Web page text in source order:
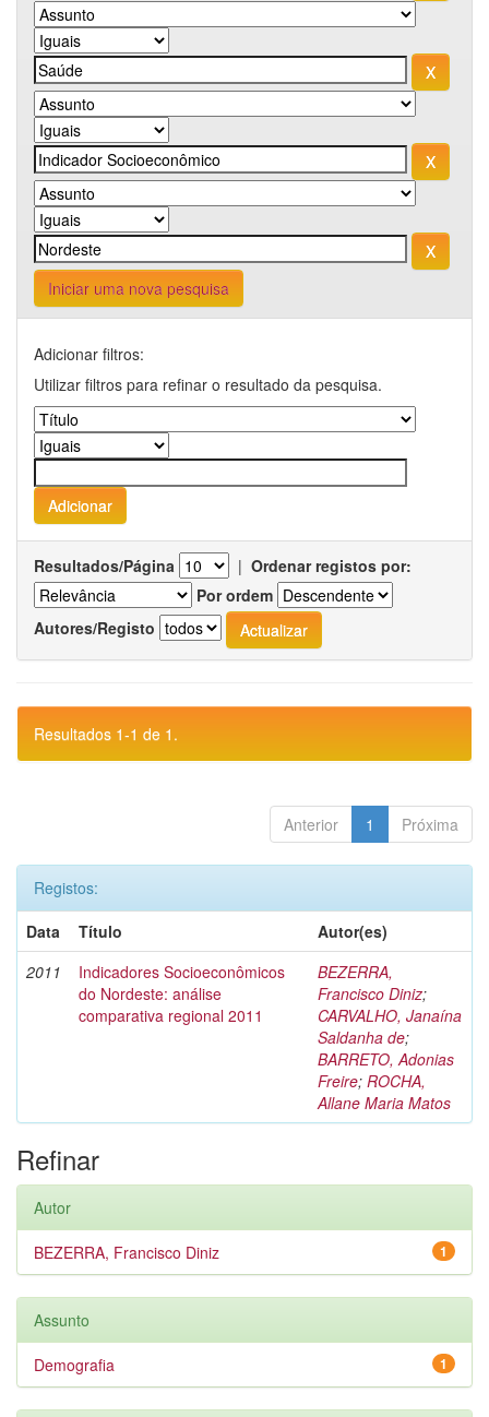
Iniciar uma nova pesquisa
Adicionar filtros:
Utilizar filtros para refinar o resultado da pesquisa.
Resultados/Página | Ordenar registos por:
Por ordem
Autores/Registo
Resultados 1-1 de 1.
Anterior 1 Próxima
Registos:
Data
Título
Autor(es)
2011
Indicadores Socioeconômicos
do Nordeste: análise
comparativa regional 2011
BEZERRA,
Francisco Diniz;
CARVALHO, Janaína
Saldanha de;
BARRETO, Adonias
Freire; ROCHA,
Allane Maria Matos
Refinar
Autor
1
BEZERRA, Francisco Diniz
Assunto
1
Demografia